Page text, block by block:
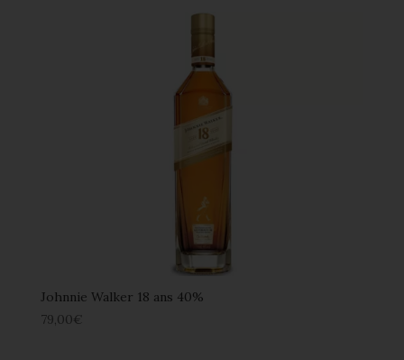
Johnnie Walker 18 ans 40%
79,00€